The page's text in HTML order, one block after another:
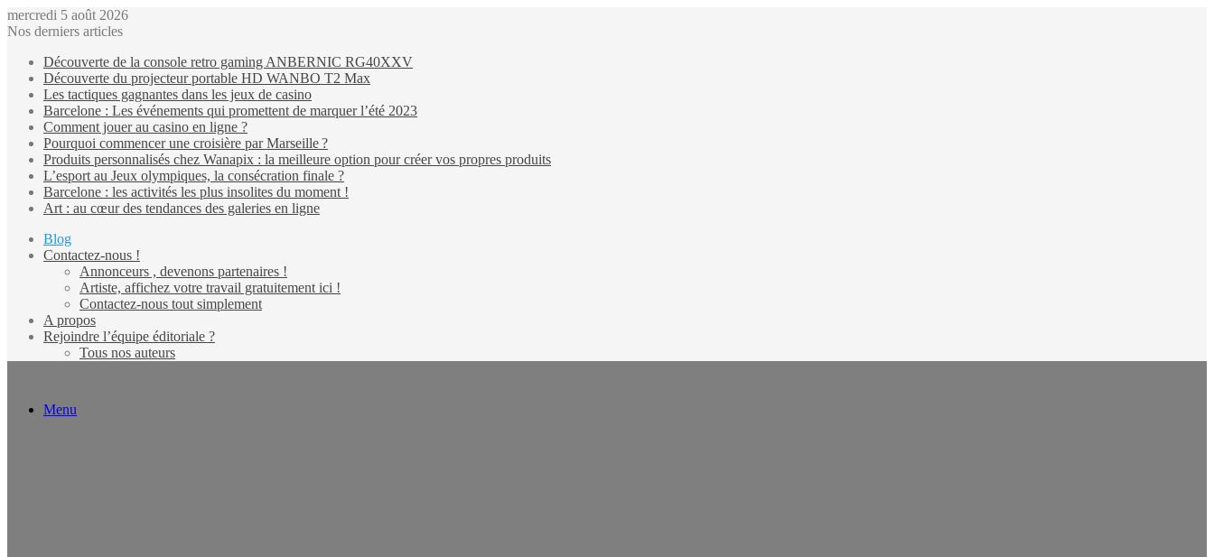
mercredi 5 août 2026
Nos derniers articles
Découverte de la console retro gaming ANBERNIC RG40XXV
Découverte du projecteur portable HD WANBO T2 Max
Les tactiques gagnantes dans les jeux de casino
Barcelone : Les événements qui promettent de marquer l’été 2023
Comment jouer au casino en ligne ?
Pourquoi commencer une croisière par Marseille ?
Produits personnalisés chez Wanapix : la meilleure option pour créer vos propres produits
L’esport au Jeux olympiques, la consécration finale ?
Barcelone : les activités les plus insolites du moment !
Art : au cœur des tendances des galeries en ligne
Blog
Contactez-nous !
Annonceurs , devenons partenaires !
Artiste, affichez votre travail gratuitement ici !
Contactez-nous tout simplement
A propos
Rejoindre l’équipe éditoriale ?
Tous nos auteurs
Menu